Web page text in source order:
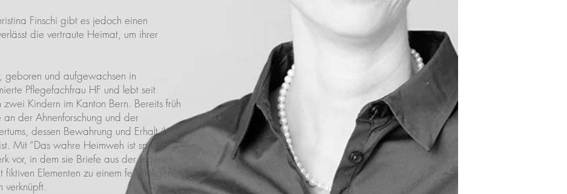
Finschi gibt es jedoch einen
die vertraute Heimat, um ihrer
geboren und aufgewachsen in
Pflegefachfrau HF und lebt seit
zwei Kindern im Kanton Bern. Bereits früh
an der Ahnenforschung und der
dessen Bewahrung und Erhalt ihr
Mit “Das wahre Heimweh ist sprachlos“
vor, in dem sie Briefe aus der eigenen
fiktiven Elementen zu einem feinfühligen
verknüpft.